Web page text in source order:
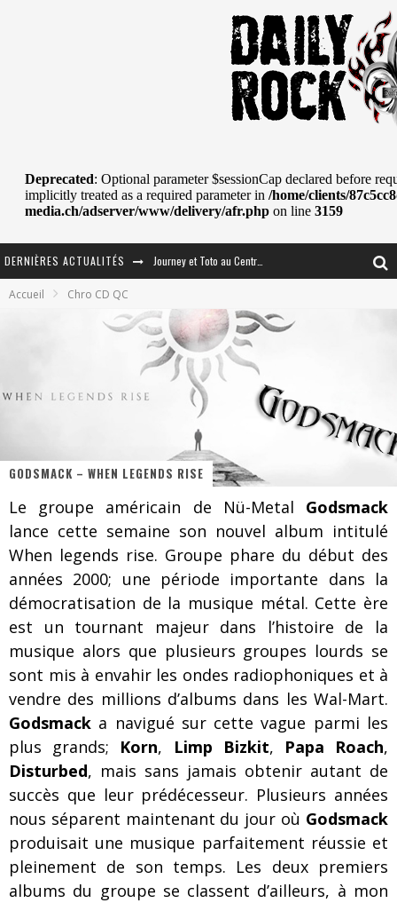
DERNIÈRES ACTUALITÉS
La Tragédie sort de la nouvelle musique
Tove Lo était de passage au MTELUS
Les danseurs étoiles parasitent ton ciel
On va se le dire, Sword est de retour
La compil’ Zoo de Slam Disques est de retour
Death Note Silence - Collide and Collapse
Muse au Centre Vidéotron de Québec
Accueil Chro CD QC
GODSMACK – WHEN LEGENDS RISE
Le groupe américain de Nü-Metal Godsmack
lance cette semaine son nouvel album intitulé
When legends rise. Groupe phare du début des
années 2000; une période importante dans la
démocratisation de la musique métal. Cette ère
est un tournant majeur dans l’histoire de la
musique alors que plusieurs groupes lourds se
sont mis à envahir les ondes radiophoniques et à
vendre des millions d’albums dans les Wal-Mart.
Godsmack a navigué sur cette vague parmi les
plus grands; Korn, Limp Bizkit, Papa Roach,
Disturbed, mais sans jamais obtenir autant de
succès que leur prédécesseur. Plusieurs années
nous séparent maintenant du jour où Godsmack
produisait une musique parfaitement réussie et
pleinement de son temps. Les deux premiers
albums du groupe se classent d’ailleurs, à mon